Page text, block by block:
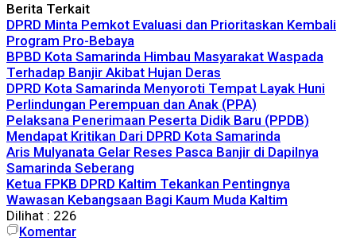
Berita Terkait
DPRD Minta Pemkot Evaluasi dan Prioritaskan Kembali
Program Pro-Bebaya
BPBD Kota Samarinda Himbau Masyarakat Waspada
Terhadap Banjir Akibat Hujan Deras
DPRD Kota Samarinda Menyoroti Tempat Layak Huni
Perlindungan Perempuan dan Anak (PPA)
Pelaksana Penerimaan Peserta Didik Baru (PPDB)
Mendapat Kritikan Dari DPRD Kota Samarinda
Aris Mulyanata Gelar Reses Pasca Banjir di Dapilnya
Samarinda Seberang
Ketua FPKB DPRD Kaltim Tekankan Pentingnya
Wawasan Kebangsaan Bagi Kaum Muda Kaltim
Dilihat : 226
Komentar